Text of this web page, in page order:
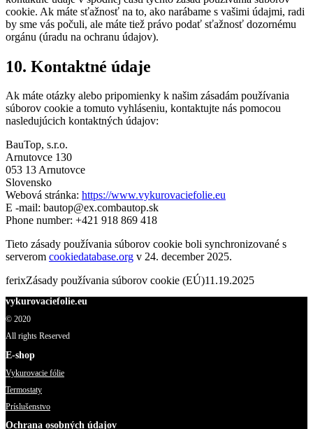
cookie. Ak máte sťažnosť na to, ako narábame s vašimi údajmi, radi
by sme vás počuli, ale máte tiež právo podať sťažnosť dozornému
orgánu (úradu na ochranu údajov).
10. Kontaktné údaje
Ak máte otázky alebo pripomienky k našim zásadám používania
súborov cookie a tomuto vyhláseniu, kontaktujte nás pomocou
nasledujúcich kontaktných údajov:
BauTop, s.r.o.
Arnutovce 130
053 13 Arnutovce
Slovensko
Webová stránka: https://www.vykurovaciefolie.eu
E -mail: bautop@ex.combautop.sk
Phone number: +421 918 869 418
Tieto zásady používania súborov cookie boli synchronizované s
serverom cookiedatabase.org v 24. december 2025.
ferixZásady používania súborov cookie (EÚ)11.19.2025
vykurovaciefolie.eu
© 2020
All rights Reserved
E-shop
Vykurovacie fólie
Termostaty
Príslušenstvo
Ochrana osobných údajov